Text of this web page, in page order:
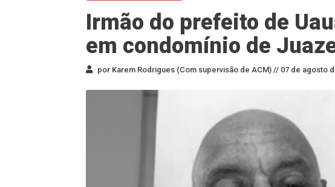
Irmão do prefeito de
em condomínio de
por Karem Rodrigues (Com supervisão de ACM) // 07 de agosto